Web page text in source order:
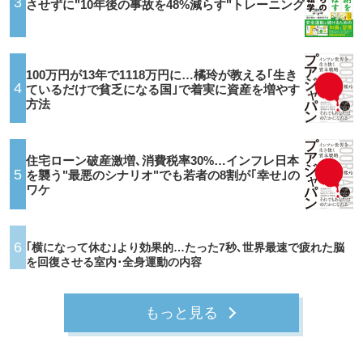
させずに"10年後の事故を48%減らす"トレーニング
4
100万円が13年で1118万円に…橘玲が教える｢生き
ているだけで貧乏になる国｣で着実に資産を増やす
方法
5
住宅ローン破産激増､消費税率30%…インフレ日本
を襲う"最悪のシナリオ"でも若者の8割が｢幸せ｣の
ワケ
6
｢横になって休む｣より効果的…たった7秒､世界最速で疲れた脳
を回復させる室内･全身運動の内容
もっと見る